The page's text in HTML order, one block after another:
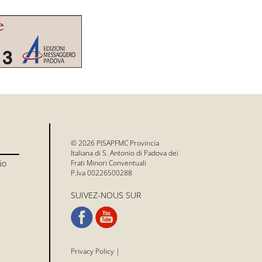
© 2026 PISAPFMC Provincia
Italiana di S. Antonio di Padova dei
Frati Minori Conventuali
P.Iva 00226500288
SUIVEZ-NOUS SUR
Privacy Policy|